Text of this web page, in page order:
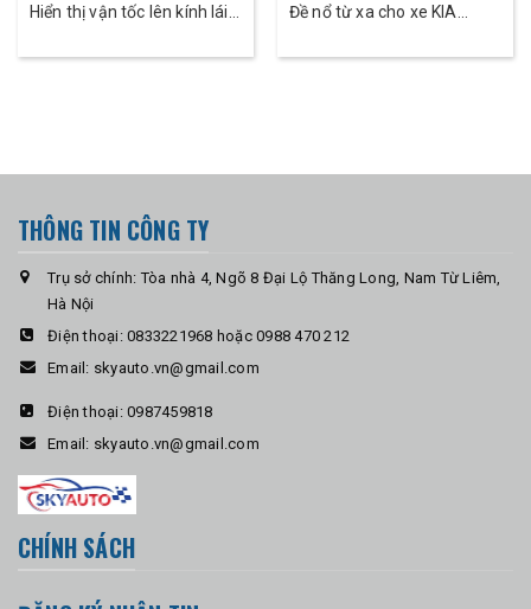
Hiển thị vận tốc lên kính lái ô
Đề nổ từ xa cho xe KIA
THÔNG TIN CÔNG TY
Trụ sở chính: Tòa nhà 4, Ngõ 8 Đại Lộ Thăng Long, Nam Từ Liêm,
Hà Nội
Điện thoại: 0833221968 hoặc 0988 470 212
Email: skyauto.vn@gmail.com
Điện thoại: 0987459818
Email: skyauto.vn@gmail.com
CHÍNH SÁCH